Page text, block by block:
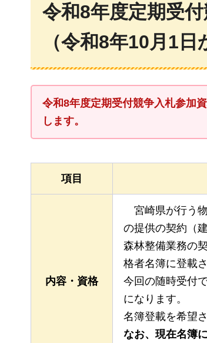
令和8年度定期受
（令和8年10月1日
令和8年度定期受付競争入札参加
します。
項目
内容・資格
宮崎県が行う
の提供の契約（
森林整備業務の
格者名簿に登載
今回の随時受付
になります。
名簿登載を希望
なお、現在名簿